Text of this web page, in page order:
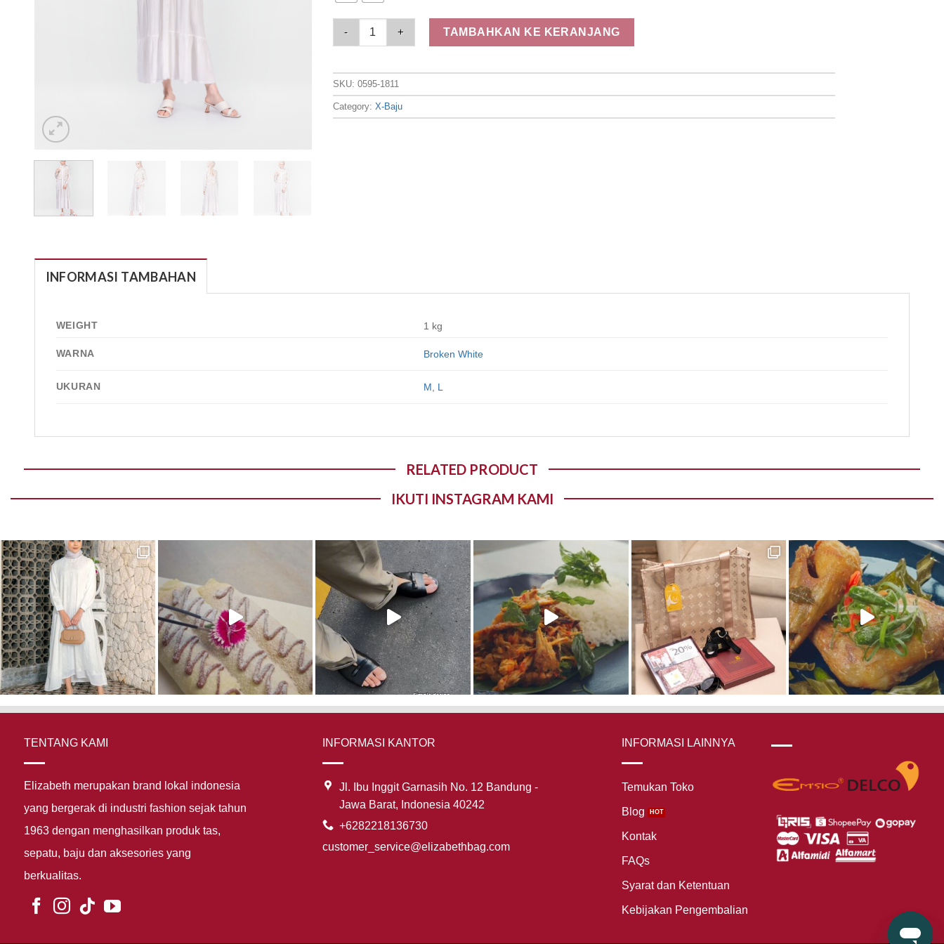
Elizabeth Clothing - Gamis Vest Floral 0595-1811 quantity
TAMBAHKAN KE KERANJANG
SKU:0595-1811
Category:X-Baju
INFORMASI TAMBAHAN
WEIGHT 1 kg
WARNA Broken White
UKURAN M L
RELATED PRODUCT
IKUTI INSTAGRAM KAMI
TENTANG KAMI
Elizabeth merupakan brand lokal indonesia
yang bergerak di industri fashion sejak tahun
1963 dengan menghasilkan produk tas,
sepatu, baju dan aksesories yang
berkualitas.
INFORMASI KANTOR
Jl. Ibu Inggit Garnasih No. 12 Bandung -
Jawa Barat, Indonesia 40242
+6282218136730
customer_service@elizabethbag.com
INFORMASI LAINNYA
Temukan Toko
Blog
Kontak
FAQs
Syarat dan Ketentuan
Kebijakan Pengembalian